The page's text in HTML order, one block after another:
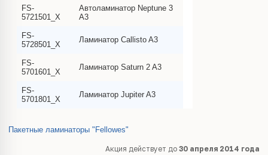
FS-
5721501_X
Автоламинатор Neptune 3
A3
FS-
5728501_X
Ламинатор Callisto A3
FS-
5701601_X
Ламинатор Saturn 2 A3
FS-
5701801_X
Ламинатор Jupiter A3
Пакетные ламинаторы "Fellowes"
Акция действует до 30 апреля 2014 года